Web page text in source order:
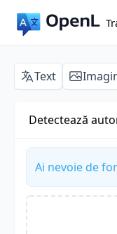
Text
Detectează
Ai nevoie de